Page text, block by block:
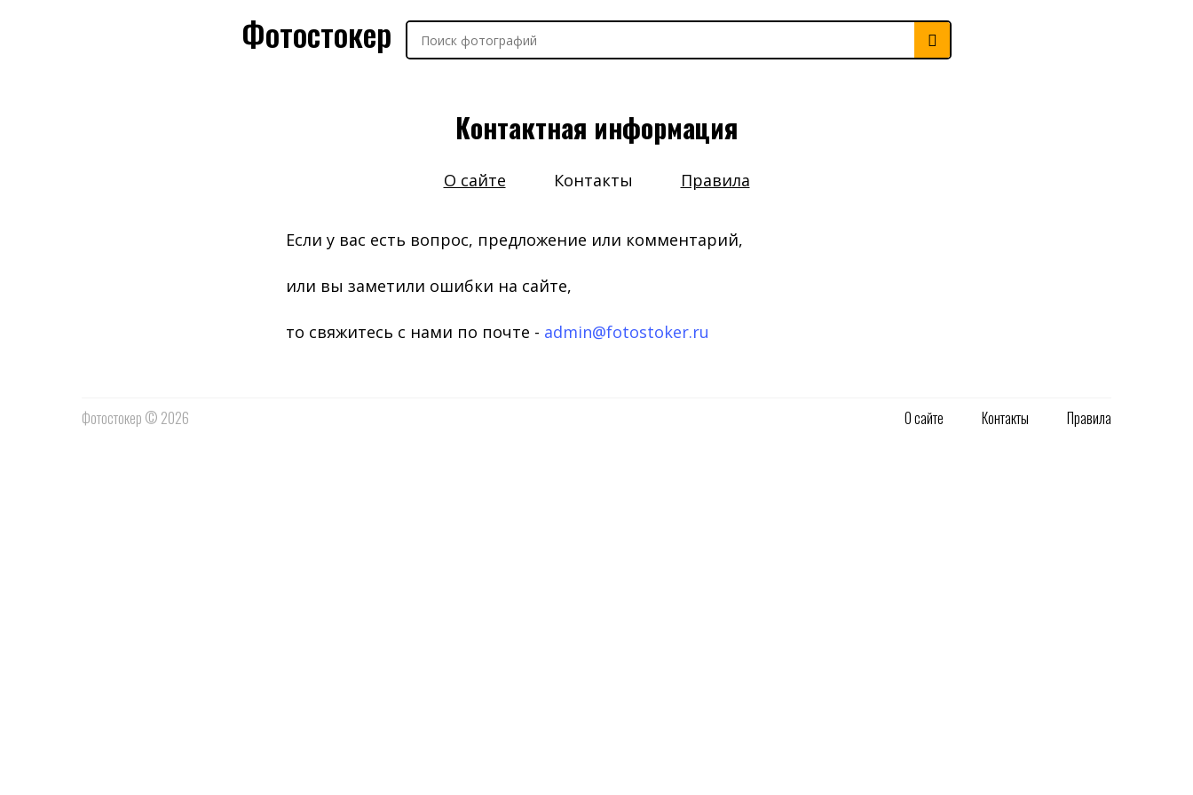
Фотостокер
Контактная информация
О сайте Контакты Правила
Если у вас есть вопрос, предложение или комментарий,
или вы заметили ошибки на сайте,
то свяжитесь с нами по почте - admin@fotostoker.ru
Фотостокер © 2026 О сайте Контакты Правила